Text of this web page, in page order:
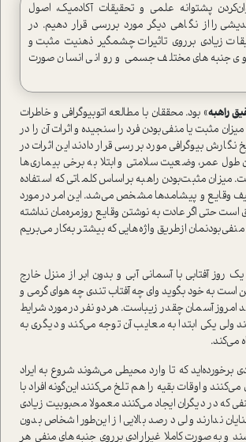
پشتوانه علمی و تحقیقات آکادمیک، اصول
را از نگاهی دیگر مورد بررسی قرار دهیم. در
زیادی برروی تاثیرات چشمگیر ذهنیت مثبت و
جنبه‌های مختلف جسمی و روانی انسان صورت
راهبه» بود. محققان با مطالعه اتوبیوگرافی و خاطرات
میزان مثبت یا منفی‌بودن فرد را سنجیده و اثرات آن را در
نگارش بیوگرافی مورد بررسی قرار دادند این اثرات در
طول عمر، وضعیت سلامتی و ابتلا به برخی بیماری‌ها
میزان مثبت‌بودن راهبه بر‌اساس کلماتی که ا‌ستفاده
وقایع و پیشامدها مشخص می‌شد. این امر درمورد
حتی اگر عادت به نوشتن وقایع روزمره‌مان نداشته
ازطریق واژه‌‌هایی که بیشتر به‌کار می‌بریم
روز آفتابی با آسمانی آبی و بدون ابر از منزل خارج
ا‌ست به خود بگوید وای چه آفتاب تندی چه هوای گرمی و
امروز آسمان چقدر زیبا‌ست. هر‌دو نفر درمورد شرایط
یکی ابتدا به معایب آن توجه می‌کند و د‌یگری به
می‌کند.
برخورده‌اید که تا وارد محیطی می‌شوند شروع به ایراد
و اوقات بقیه را هم تلخ می‌کنند این‌گونه افراد با
که در دیگران ایجاد می‌کنند معمولا محبوبیت زیادی
ندارند ولی درصد بالایی از این‌طور اشخاص بدون
و به‌صورت کاملا غیرارادی برروی جنبه‌‌های منفی هر